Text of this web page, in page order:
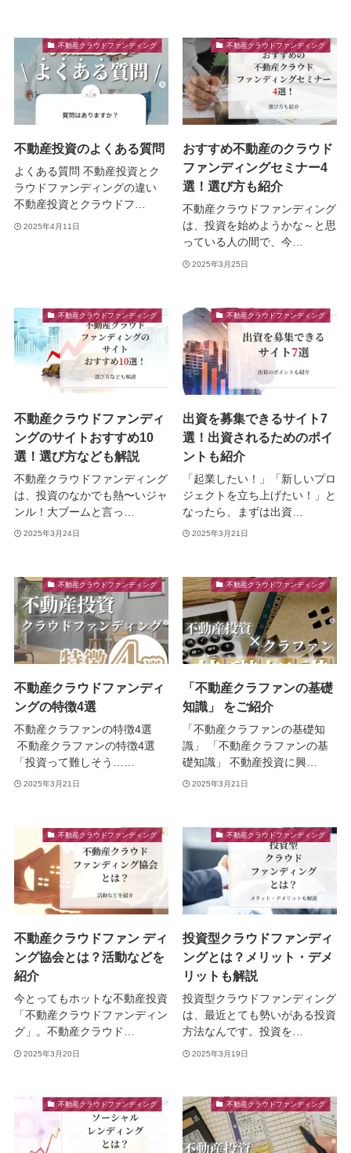
不動産クラウドファンディング
不動産投資のよくある質問
よくある質問 不動産投資とク
ラウドファンディングの違い
不動産投資とクラウドフ…
2025年4月11日
不動産クラウドファンディング
おすすめ不動産のクラウド
ファンディングセミナー4
選！選び方も紹介
不動産クラウドファンディング
は、投資を始めようかな～と思
っている人の間で、今…
2025年3月25日
不動産クラウドファンディング
不動産クラウドファンディ
ングのサイトおすすめ10
選！選び方なども解説
不動産クラウドファンディング
は、投資のなかでも熱〜いジャ
ンル！大ブームと言っ…
2025年3月24日
不動産クラウドファンディング
出資を募集できるサイト7
選！出資されるためのポイ
ントも紹介
「起業したい！」「新しいプロ
ジェクトを立ち上げたい！」と
なったら、まずは出資…
2025年3月21日
不動産クラウドファンディング
不動産クラウドファンディ
ングの特徴4選
不動産クラファンの特徴4選
不動産クラファンの特徴4選
「投資って難しそう……
2025年3月21日
不動産クラウドファンディング
「不動産クラファンの基礎
知識」 をご紹介
「不動産クラファンの基礎知
識」 「不動産クラファンの基
礎知識」 不動産投資に興…
2025年3月21日
不動産クラウドファンディング
不動産クラウドファン ディ
ング協会とは？活動などを
紹介
今とってもホットな不動産投資
「不動産クラウドファンディン
グ」。不動産クラウド…
2025年3月20日
不動産クラウドファンディング
投資型クラウドファンディ
ングとは？メリット・デメ
リットも解説
投資型クラウドファンディング
は、最近とても勢いがある投資
方法なんです。投資を…
2025年3月19日
不動産クラウドファンディング 不動産クラウドファンディング